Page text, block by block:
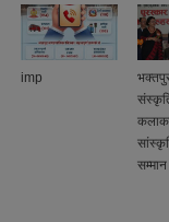
imp
भक्तपुर
सम्मान